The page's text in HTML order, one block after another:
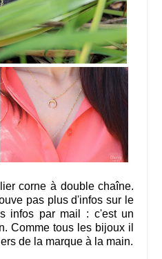
corne à double chaîne.
pas plus d'infos sur le
infos par mail : c'est un
Comme tous les bijoux il
de la marque à la main.